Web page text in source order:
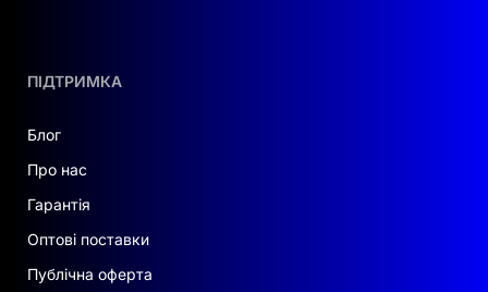
ПІДТРИМКА
Блог
Про нас
Гарантія
Оптові поставки
Публічна оферта